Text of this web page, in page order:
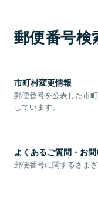
郵便番号検
市町村変更情報
郵便番号を公表した市
しています。
よくあるご質問・お
郵便番号に関するさま